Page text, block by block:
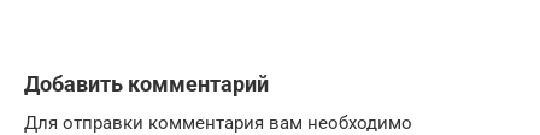
Добавить комментарий
Для отправки комментария вам необходимо